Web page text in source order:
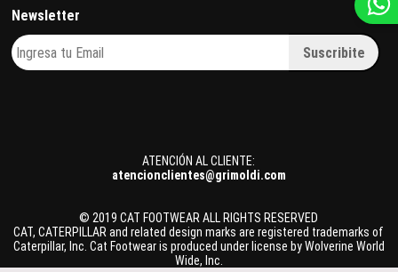
ATENCIÓN AL CLIENTE:
atencionclientes@grimoldi.com
© 2019 CAT FOOTWEAR ALL RIGHTS RESERVED
CAT, CATERPILLAR and related design marks are registered trademarks of
Caterpillar, Inc. Cat Footwear is produced under license by Wolverine World
Wide, Inc.
Newsletter